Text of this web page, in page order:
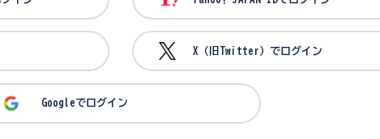
X（旧Twitter）でログイン
Googleでログイン